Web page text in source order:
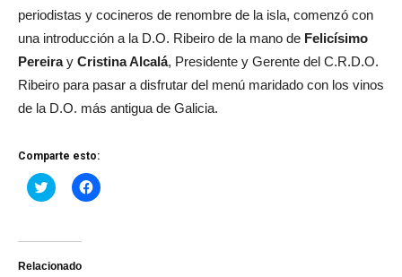
periodistas y cocineros de renombre de la isla, comenzó con
una introducción a la D.O. Ribeiro de la mano de Felicísimo
Pereiray Cristina Alcalá, Presidente y Gerente del C.R.D.O.
Ribeiro para pasar a disfrutar del menú maridado con los vinos
de la D.O. más antigua de Galicia.
Comparte esto:
Haz
clic
Twitter
abre
Haz
clic
Relacionado